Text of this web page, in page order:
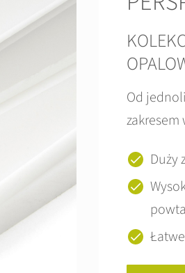
Od
zakresem
Duży